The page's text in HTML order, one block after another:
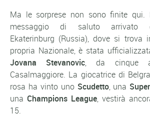
Ma le sorprese non sono finite qui.
messaggio di saluto arrivato
Ekaterinburg (Russia), dove si trova
propria Nazionale, è stata
Jovana Stevanovic, da cinque
Casalmaggiore. La giocatrice di
rosa ha vinto uno Scudetto, una
una Champions League, vestirà
15.